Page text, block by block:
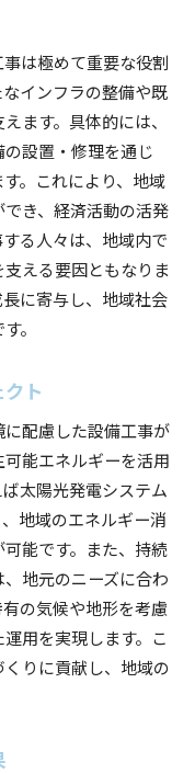
は極めて重要な役割
インフラの整備や既
ます。具体的には、
設置・修理を通じ
。これにより、地域
き、経済活動の活発
る人々は、地域内で
える要因ともなりま
に寄与し、地域社会
。
ト
配慮した設備工事が
能エネルギーを活用
太陽光発電システム
地域のエネルギー消
能です。また、持続
地元のニーズに合わ
の気候や地形を考慮
用を実現します。こ
りに貢献し、地域の